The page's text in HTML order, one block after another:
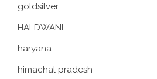
goldsilver
HALDWANI
haryana
himachal pradesh